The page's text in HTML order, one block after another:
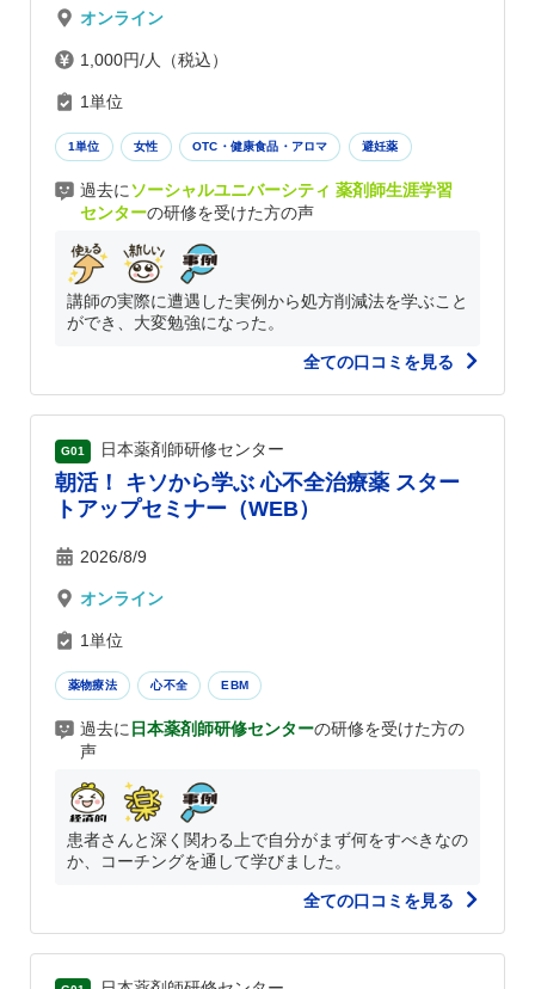
オンライン
1,000円/人（税込）
1単位
1単位 女性 OTC・健康食品・アロマ 避妊薬
過去にソーシャルユニバーシティ 薬剤師生涯学習
センターの研修を受けた方の声
講師の実際に遭遇した実例から処方削減法を学ぶこと
ができ、大変勉強になった。
全ての口コミを見る
G01 日本薬剤師研修センター
朝活！ キソから学ぶ 心不全治療薬 スター
トアップセミナー（WEB）
2026/8/9
オンライン
1単位
薬物療法 心不全 EBM
過去に 日本薬剤師研修センターの研修を受けた方の
声
患者さんと深く関わる上で自分がまず何をすべきなの
か、コーチングを通して学びました。
全ての口コミを見る